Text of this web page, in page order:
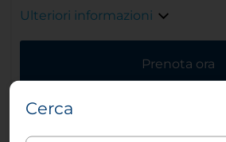
Ulteriori informazioni
Prenota ora
Cerca